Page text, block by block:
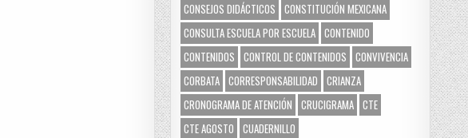
CONSEJOS DIDÁCTICOS CONSTITUCIÓN MEXICANA
CONSULTA ESCUELA POR ESCUELA CONTENIDO
CONTENIDOS CONTROL DE CONTENIDOS CONVIVENCIA
CORBATA CORRESPONSABILIDAD CRIANZA
CRONOGRAMA DE ATENCIÓN CRUCIGRAMA CTE
CTE AGOSTO CUADERNILLO